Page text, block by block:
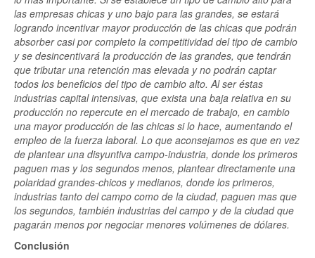
las empresas chicas y uno bajo para las grandes, se estará
logrando incentivar mayor producción de las chicas que podrán
absorber casi por completo la competitividad del tipo de cambio
y se desincentivará la producción de las grandes, que tendrán
que tributar una retención mas elevada y no podrán captar
todos los beneficios del tipo de cambio alto. Al ser éstas
industrias capital intensivas, que exista una baja relativa en su
producción no repercute en el mercado de trabajo, en cambio
una mayor producción de las chicas si lo hace, aumentando el
empleo de la fuerza laboral. Lo que aconsejamos es que en vez
de plantear una disyuntiva campo-industria, donde los primeros
paguen mas y los segundos menos, plantear directamente una
polaridad grandes-chicos y medianos, donde los primeros,
industrias tanto del campo como de la ciudad, paguen mas que
los segundos, también industrias del campo y de la ciudad que
pagarán menos por negociar menores volúmenes de dólares.
Conclusión